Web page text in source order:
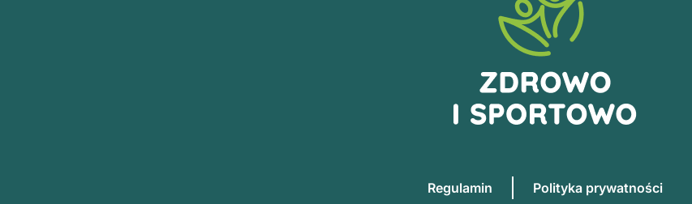
Regulamin Polityka prywatności